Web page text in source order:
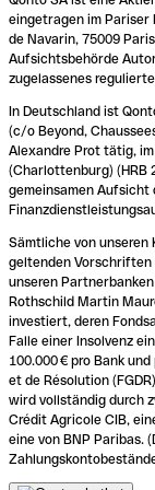
eingetragen im Pariser
de Navarin, 75009
Aufsichtsbehörde
zugelassenes
In Deutschland ist
(c/o Beyond,
Alexandre Prot tätig,
(Charlottenburg) (HRB
gemeinsamen Aufsicht
Sämtliche von unseren
geltenden Vorschriften
unseren
Rothschild Martin
investiert, deren
Falle einer Insolvenz
100.000 € pro Bank
et de Résolution
wird vollständig durch
Crédit Agricole CIB,
eine von BNP Paribas.